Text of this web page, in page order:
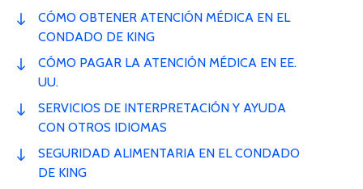
CÓMO OBTENER ATENCIÓN MÉDICA EN EL
CONDADO DE KING
CÓMO PAGAR LA ATENCIÓN MÉDICA EN EE.
UU.
SERVICIOS DE INTERPRETACIÓN Y AYUDA
CON OTROS IDIOMAS
SEGURIDAD ALIMENTARIA EN EL CONDADO
DE KING